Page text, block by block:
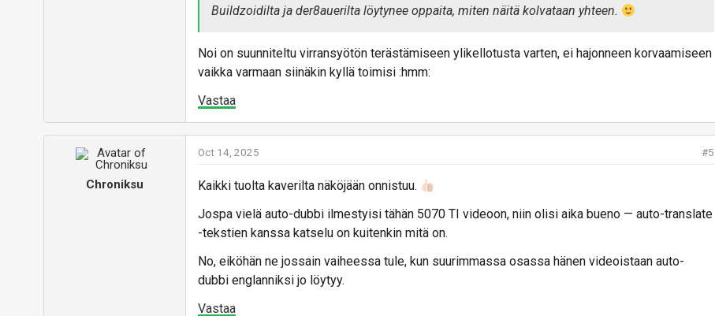
Buildzoidilta ja der8auerilta löytynee oppaita, miten näitä kolvataan yhteen.
Noi on suunniteltu virransyötön terästämiseen ylikellotusta varten, ei hajonneen korvaamiseen
vaikka varmaan siinäkin kyllä toimisi :hmm:
Vastaa
Chroniksu
#5
Oct 14, 2025
Kaikki tuolta kaverilta näköjään onnistuu.
Jospa vielä auto-dubbi ilmestyisi tähän 5070 TI videoon, niin olisi aika bueno — auto-translate
-tekstien kanssa katselu on kuitenkin mitä on.
No, eiköhän ne jossain vaiheessa tule, kun suurimmassa osassa hänen videoistaan auto-
dubbi englanniksi jo löytyy.
Vastaa